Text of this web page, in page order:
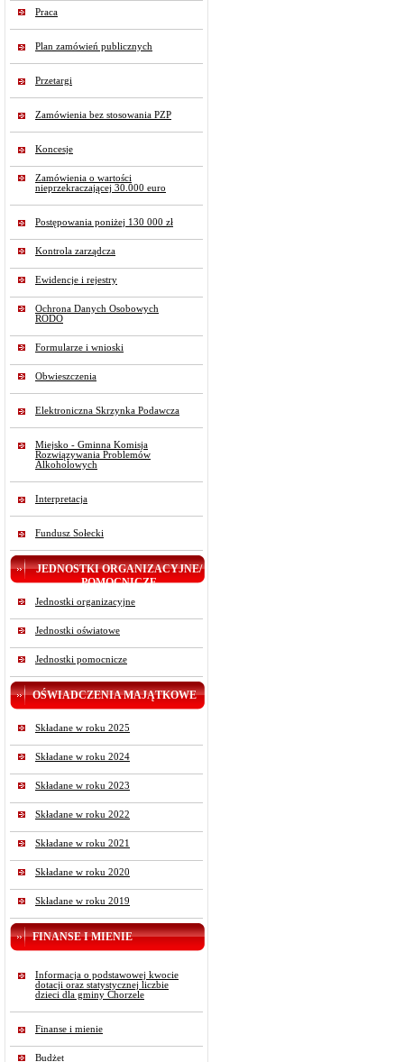
Praca
Plan zamówień publicznych
Przetargi
Zamówienia bez stosowania PZP
Koncesje
Zamówienia o wartości
nieprzekraczającej 30.000 euro
Postępowania poniżej 130 000 zł
Kontrola zarządcza
Ewidencje i rejestry
Ochrona Danych Osobowych
RODO
Formularze i wnioski
Obwieszczenia
Elektroniczna Skrzynka Podawcza
Miejsko - Gminna Komisja
Rozwiązywania Problemów
Alkoholowych
Interpretacja
Fundusz Sołecki
JEDNOSTKI ORGANIZACYJNE/
POMOCNICZE
Jednostki organizacyjne
Jednostki oświatowe
Jednostki pomocnicze
OŚWIADCZENIA MAJĄTKOWE
Składane w roku 2025
Składane w roku 2024
Składane w roku 2023
Składane w roku 2022
Składane w roku 2021
Składane w roku 2020
Składane w roku 2019
FINANSE I MIENIE
Informacja o podstawowej kwocie
dotacji oraz statystycznej liczbie
dzieci dla gminy Chorzele
Finanse i mienie
Budżet